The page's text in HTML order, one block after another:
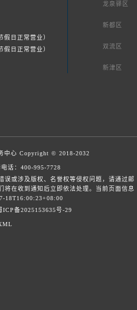
假日正常营业）
日正常营业）
龙泉驿区
新都区
双流区
新津区
中心 Copyright © 2018-2032
话： 400-995-7728
误或涉及版权、名誉权等侵权问题，请通过邮
将在收到通知后立即依法处理。当前页面信息
18T16:00:23+08:00
备2025153635号-29